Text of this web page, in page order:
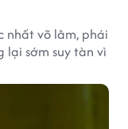
nhất võ lâm, phái
lại sớm suy tàn vì